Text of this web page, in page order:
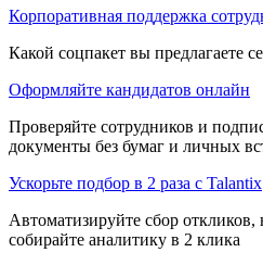
Корпоративная поддержка
Какой соцпакет вы предлагаете
Оформляйте кандидатов онлайн
Проверяйте сотрудников и
документы без бумаг и личных
Ускорьте подбор в 2 раза с Talantix
Автоматизируйте сбор откликов,
собирайте аналитику в 2 клика